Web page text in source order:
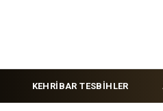
KEHRİBAR TESBİHLER